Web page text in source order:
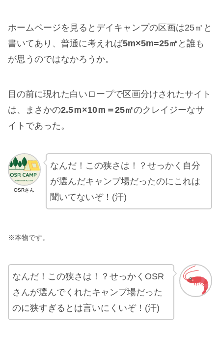
ホームページを見るとデイキャンプの区画は25㎡と
書いてあり、普通に考えれば5m×5m=25㎡ と誰も
が思うのではなかろうか。
目の前に現れた白いロープで区画分けされたサイト
は、まさかの2.5ｍ×10ｍ＝25㎡のクレイジーなサ
イトであった。
OSRさん
なんだ！この狭さは！？せっかく自分
が選んだキャンプ場だったのにこれは
聞いてないぞ！(汗)
※本物です。
なんだ！この狭さは！？せっかくOSR
さんが選んでくれたキャンプ場だった
のに狭すぎるとは言いにくいぞ！(汗)